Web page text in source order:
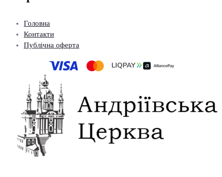
Головна
Контакти
Публічна оферта